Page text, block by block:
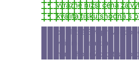
výrazně nižší cena za
kvalita tisku shodná s
přibližně 3%
vrátíme peníze)
není vhodný pro tisk